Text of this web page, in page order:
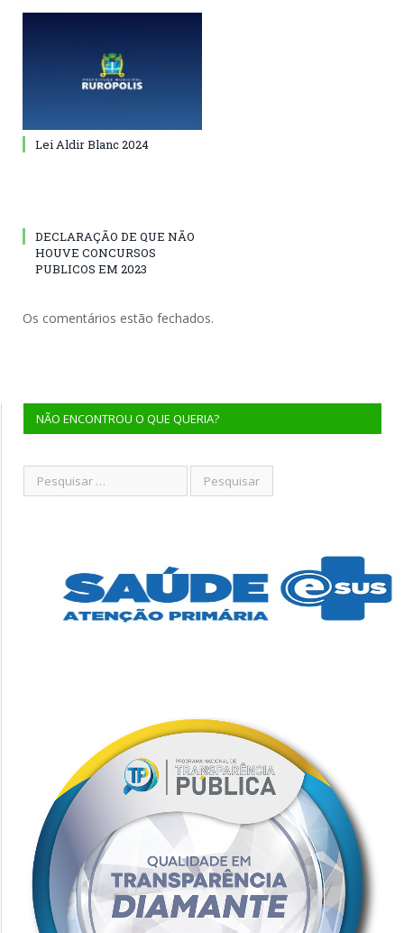
Lei Aldir Blanc 2024
DECLARAÇÃO DE QUE NÃO
HOUVE CONCURSOS
PUBLICOS EM 2023
Os comentários estão fechados.
NÃO ENCONTROU O QUE QUERIA?